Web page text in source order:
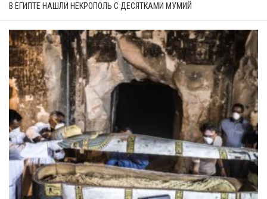
В ЕГИПТЕ НАШЛИ НЕКРОПОЛЬ С ДЕСЯТКАМИ МУМИЙ